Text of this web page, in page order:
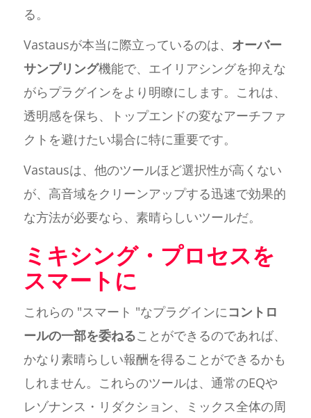
る。
Vastausが本当に際立っているのは、 オーバー
サンプリング機能で、エイリアシングを抑えな
がらプラグインをより明瞭にします。これは、
透明感を保ち、トップエンドの変なアーチファ
クトを避けたい場合に特に重要です。
Vastausは、他のツールほど選択性が高くない
が、高音域をクリーンアップする迅速で効果的
な方法が必要なら、素晴らしいツールだ。
ミキシング・プロセスを
スマートに
これらの "スマート "なプラグインにコントロ
ールの一部を委ねることができるのであれば、
かなり素晴らしい報酬を得ることができるかも
しれません。これらのツールは、通常のEQや
レゾナンス・リダクション、ミックス全体の周